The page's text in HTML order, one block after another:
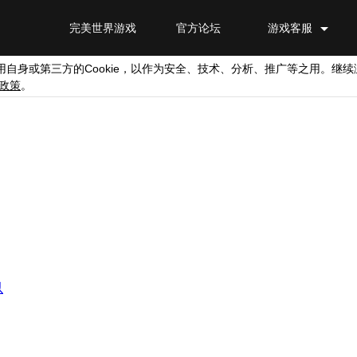
游戏客服
官方论坛
完美世界游戏
自身或第三方的Cookie ，以作为安全、技术、分析、推广等之用。继
策。